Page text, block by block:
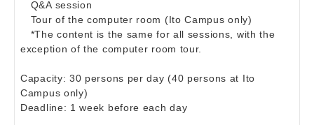
Q&A session
Tour of the computer room (Ito Campus only)
*The content is the same for all sessions, with the
exception of the computer room tour.
Capacity: 30 persons per day (40 persons at Ito
Campus only)
Deadline: 1 week before each day